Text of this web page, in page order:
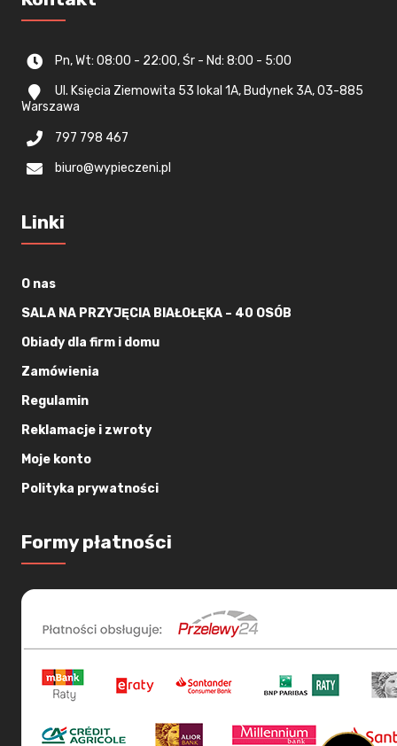
Pn, Wt: 08:00 - 22:00, Śr - Nd: 8:00 - 5:00
Ul. Księcia Ziemowita 53 lokal 1A, Budynek 3A, 03-885
Warszawa
797 798 467
biuro@wypieczeni.pl
Linki
O nas
SALA NA PRZYJĘCIA BIAŁOŁĘKA – 40 OSÓB
Obiady dla firm i domu
Zamówienia
Regulamin
Reklamacje i zwroty
Moje konto
Polityka prywatności
Formy płatności